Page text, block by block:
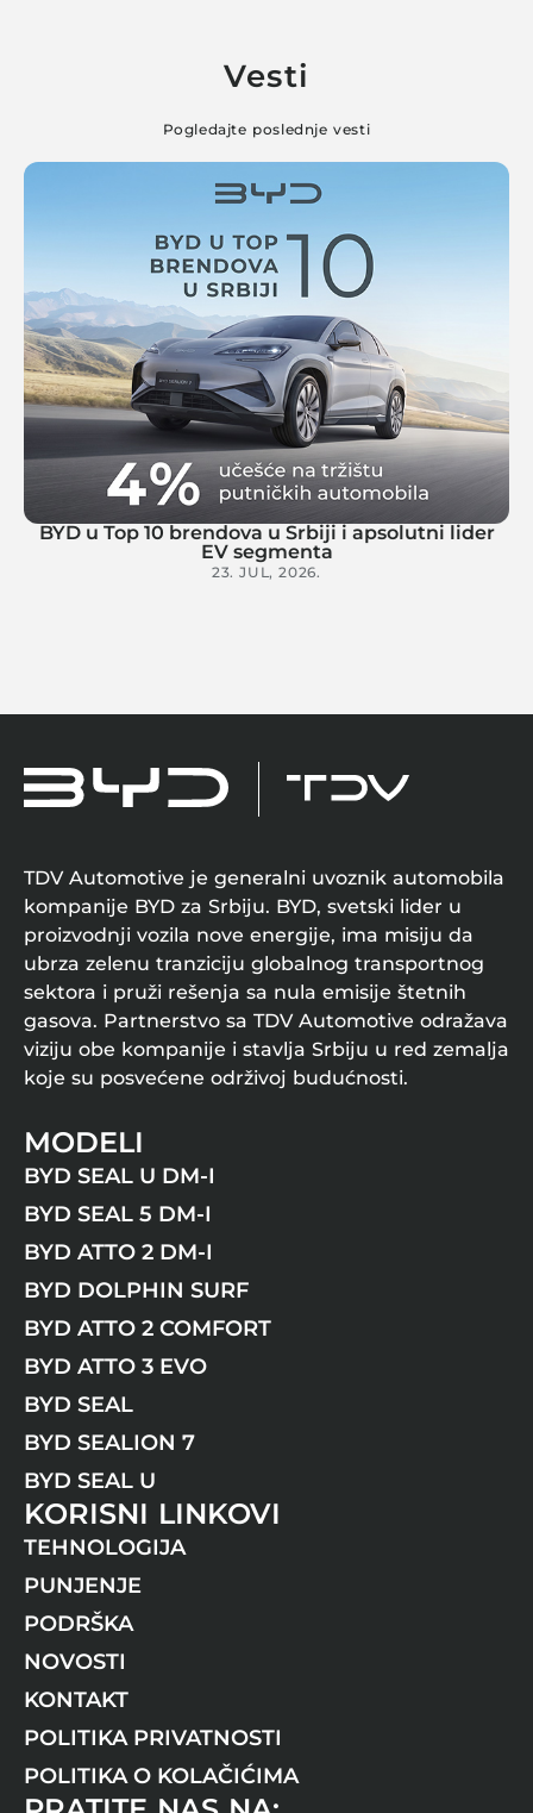
Vesti
Pogledajte poslednje vesti
BYD u Top 10 brendova u Srbiji i apsolutni lider
EV segmenta
23. JUL, 2026.
TDV Automotive je generalni uvoznik automobila
kompanije BYD za Srbiju. BYD, svetski lider u
proizvodnji vozila nove energije, ima misiju da
ubrza zelenu tranziciju globalnog transportnog
sektora i pruži rešenja sa nula emisije štetnih
gasova. Partnerstvo sa TDV Automotive odražava
viziju obe kompanije i stavlja Srbiju u red zemalja
koje su posvećene održivoj budućnosti.
MODELI
BYD SEAL U DM-I
BYD SEAL 5 DM-I
BYD ATTO 2 DM-I
BYD DOLPHIN SURF
BYD ATTO 2 COMFORT
BYD ATTO 3 EVO
BYD SEAL
BYD SEALION 7
BYD SEAL U
KORISNI LINKOVI
TEHNOLOGIJA
PUNJENJE
PODRŠKA
NOVOSTI
KONTAKT
POLITIKA PRIVATNOSTI
POLITIKA O KOLAČIĆIMA